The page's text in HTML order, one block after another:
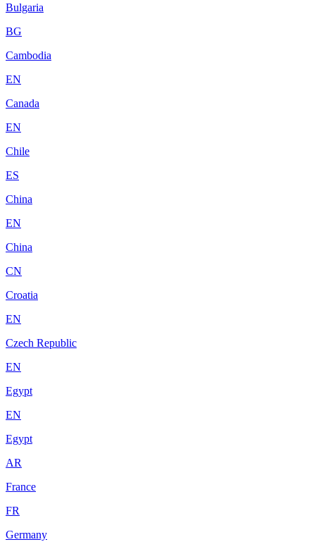
Bulgaria
BG
Cambodia
EN
Canada
EN
Chile
ES
China
EN
China
CN
Croatia
EN
Czech Republic
EN
Egypt
EN
Egypt
AR
France
FR
Germany